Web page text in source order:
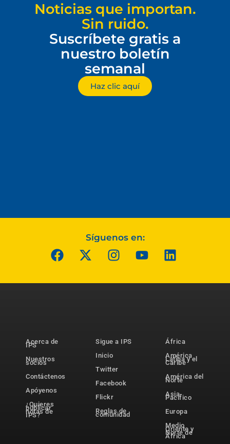
Noticias que importan.
Sin ruido.
Suscríbete gratis a
nuestro boletín
semanal
Haz clic aquí
Síguenos en:
Acerca de
IPS
Nuestros
socios
Contáctenos
Apóyenos
¿Quieres
publicar
notas de
IPS?
Sigue a IPS
Inicio
Twitter
Facebook
Flickr
Reglas de
comunidad
África
América
Latina y el
Caribe
América del
Norte
Asia-
Pacífico
Europa
Medio
Oriente y
Norte de
África